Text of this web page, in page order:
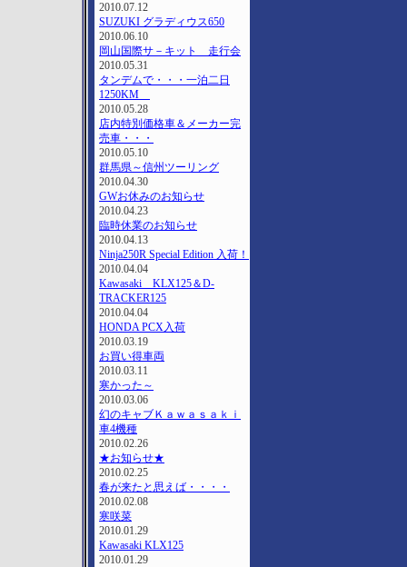
2010.07.12
SUZUKI グラディウス650
2010.06.10
岡山国際サ－キット 走行会
2010.05.31
タンデムで・・・一泊二日
1250KM
2010.05.28
店内特別価格車＆メーカー完
売車・・・
2010.05.10
群馬県～信州ツーリング
2010.04.30
GWお休みのお知らせ
2010.04.23
臨時休業のお知らせ
2010.04.13
Ninja250R Special Edition 入荷！
2010.04.04
Kawasaki KLX125＆D-
TRACKER125
2010.04.04
HONDA PCX入荷
2010.03.19
お買い得車両
2010.03.11
寒かった～
2010.03.06
幻のキャブＫａｗａｓａｋｉ
車4機種
2010.02.26
★お知らせ★
2010.02.25
春が来たと思えば・・・・
2010.02.08
寒咲菜
2010.01.29
Kawasaki KLX125
2010.01.29